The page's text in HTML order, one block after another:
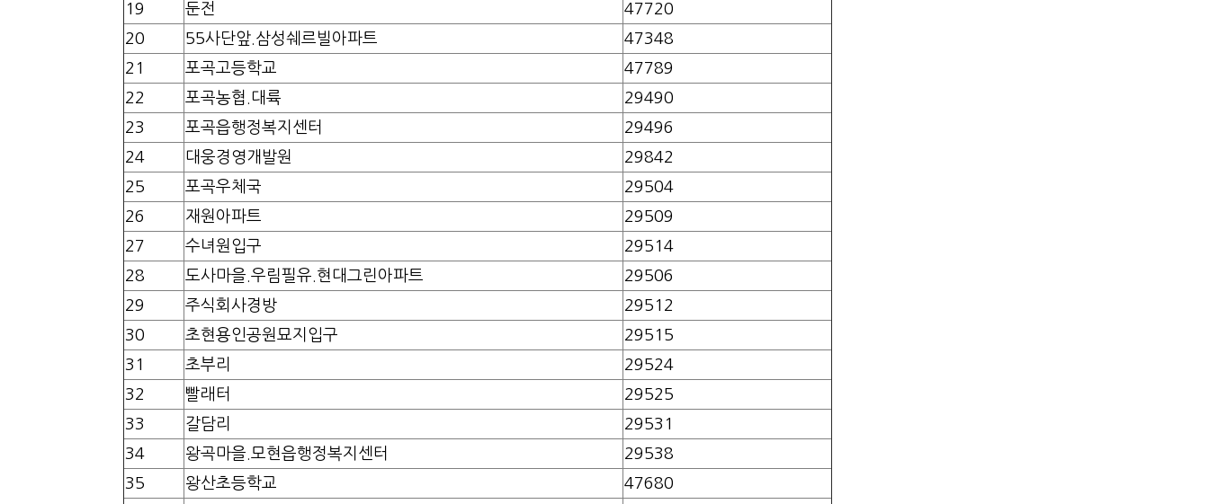
19
둔전
47720
20
55사단앞.삼성쉐르빌아파트
47348
21
포곡고등학교
47789
22
포곡농협.대륙
29490
23
포곡읍행정복지센터
29496
24
대웅경영개발원
29842
25
포곡우체국
29504
26
재원아파트
29509
27
수녀원입구
29514
28
도사마을.우림필유.현대그린아파트
29506
29
주식회사경방
29512
30
초현용인공원묘지입구
29515
31
초부리
29524
32
빨래터
29525
33
갈담리
29531
34
왕곡마을.모현읍행정복지센터
29538
35
왕산초등학교
47680